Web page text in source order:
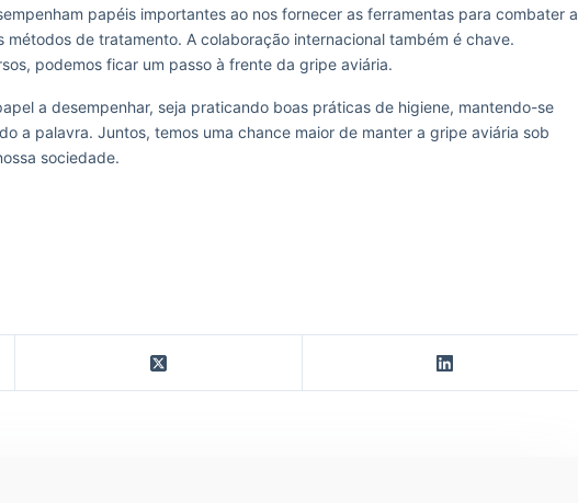
papéis importantes ao nos fornecer as ferramentas para combater a
de tratamento. A colaboração internacional também é chave.
podemos ficar um passo à frente da gripe aviária.
a desempenhar, seja praticando boas práticas de higiene, mantendo-se
a palavra. Juntos, temos uma chance maior de manter a gripe aviária sob
sociedade.